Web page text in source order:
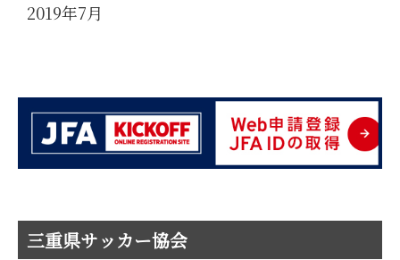
2019年7月
三重県サッカー協会